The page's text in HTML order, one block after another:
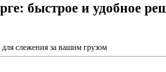
быстрое и удобное
слежения за вашим грузом